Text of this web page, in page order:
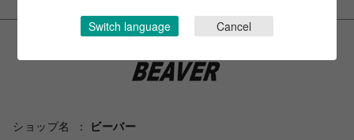
ショップ名
ビーバー
Switch language Cancel